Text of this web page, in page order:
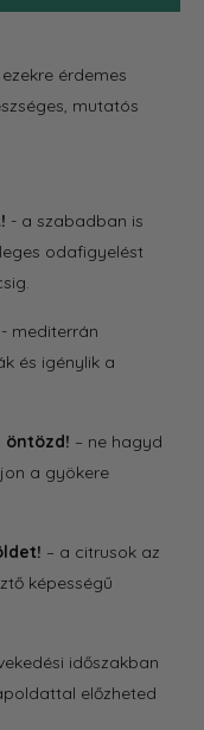
érdemes
mutatós
- a szabadban is
odafigyelést
- mediterrán
és igénylik a
öntözd! – ne hagyd
a gyökere
– a citrusok az
képességű
időszakban
előzheted